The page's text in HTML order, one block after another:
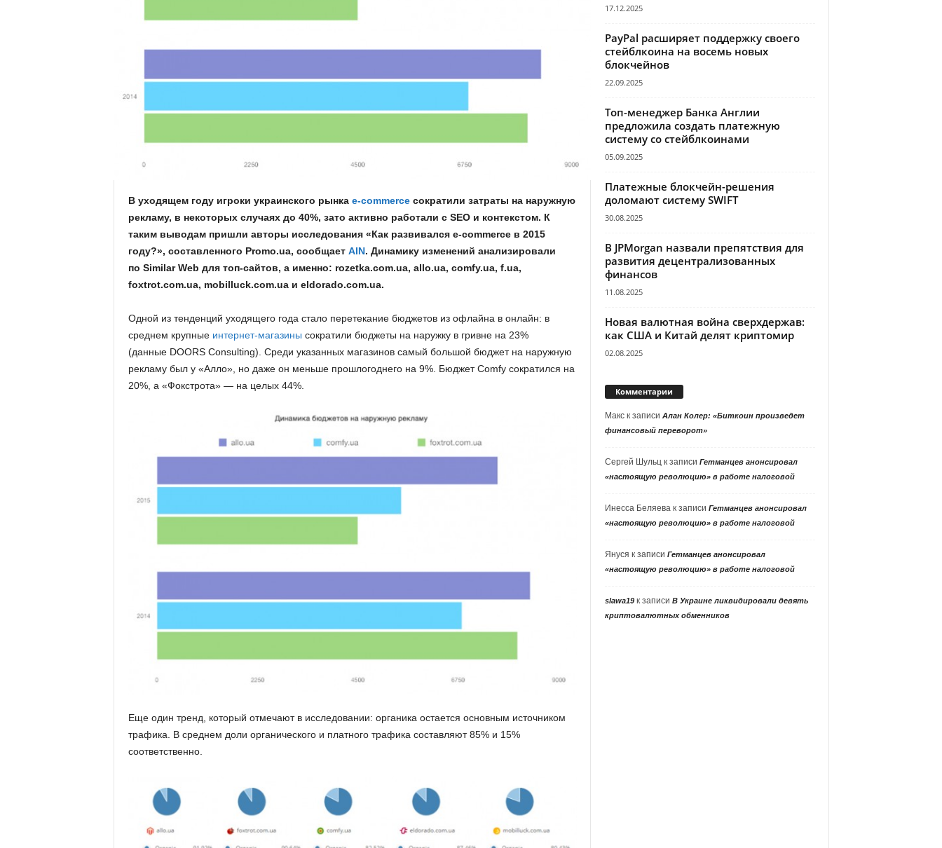
a
В уходящем году игроки украинского рынка e-commerceсократили затраты на наружную
рекламу, в некоторых случаях до 40%, зато активно работали с SEO и контекстом. К
таким выводам пришли авторы исследования «Как развивался e-commerce в 2015
году?», составленного Promo.ua, сообщает AIN. Динамику изменений анализировали
по Similar Web для топ-сайтов, а именно: rozetka.com.ua, allo.ua, comfy.ua, f.ua,
foxtrot.com.ua, mobilluck.com.ua и eldorado.com.ua.
Одной из тенденций уходящего года стало перетекание бюджетов из офлайна в онлайн: в
среднем крупные интернет-магазины сократили бюджеты на наружку в гривне на 23%
(данные DOORS Consulting). Среди указанных магазинов самый большой бюджет на наружную
рекламу был у «Алло», но даже он меньше прошлогоднего на 9%. Бюджет Comfy сократился на
20%, а «Фокстрота» — на целых 44%.
Еще один тренд, который отмечают в исследовании: органика остается основным источником
трафика. В среднем доли органического и платного трафика составляют 85% и 15%
соответственно.
17.12.2025
PayPal расширяет поддержку своего
стейблкоина на восемь новых
блокчейнов
22.09.2025
Топ-менеджер Банка Англии
предложила создать платежную
систему со стейблкоинами
05.09.2025
Платежные блокчейн-решения
доломают систему SWIFT
30.08.2025
В JPMorgan назвали препятствия для
развития децентрализованных
финансов
11.08.2025
Новая валютная война сверхдержав:
как США и Китай делят криптомир
02.08.2025
Комментарии
Макск записи Алан Колер: «Биткоин произведет
финансовый переворот»
Сергей Шульцк записи Гетманцев анонсировал
«настоящую революцию» в работе налоговой
Инесса Беляевак записи Гетманцев анонсировал
«настоящую революцию» в работе налоговой
Януся к записи Гетманцев анонсировал
«настоящую революцию» в работе налоговой
slawa19к записи В Украине ликвидировали девять
криптовалютных обменников